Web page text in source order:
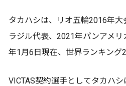
タカハシは、リオ五輪2016年
ラジル代表、2021年パンアメ
年1月6日現在、世界ランキング
VICTAS契約選手としてタカハ